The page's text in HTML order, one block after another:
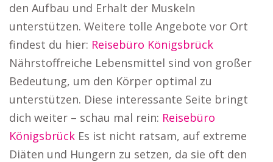
den Aufbau und Erhalt der Muskeln
unterstützen. Weitere tolle Angebote vor Ort
findest du hier: Reisebüro Königsbrück
Nährstoffreiche Lebensmittel sind von großer
Bedeutung, um den Körper optimal zu
unterstützen. Diese interessante Seite bringt
dich weiter – schau mal rein: Reisebüro
Königsbrück Es ist nicht ratsam, auf extreme
Diäten und Hungern zu setzen, da sie oft den